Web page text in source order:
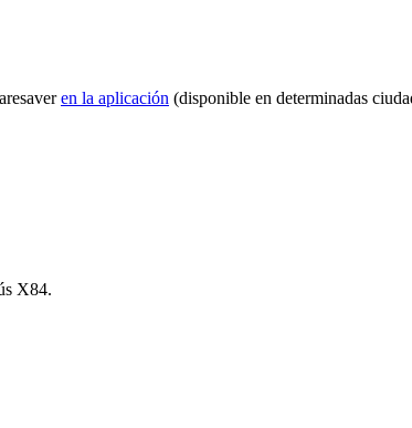
en la aplicación (disponible en determinadas
X84.